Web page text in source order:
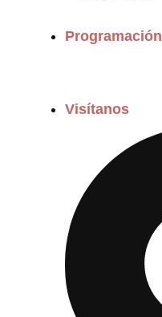
Visítanos
Programación